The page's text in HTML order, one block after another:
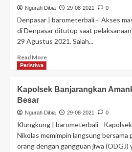
Ngurah Dibia 29-08-2021 0
Denpasar | barometerbali - Akses
di Denpasar ditutup saat
29 Agustus 2021. Salah...
Read More
Peristiwa
Kapolsek Banjarangkan
Besar
Ngurah Dibia 29-08-2021 0
Klungkung | barometerbali -
Nikolas memimpin langsung bersama
orang dengan gangguan jiwa (ODGJ)